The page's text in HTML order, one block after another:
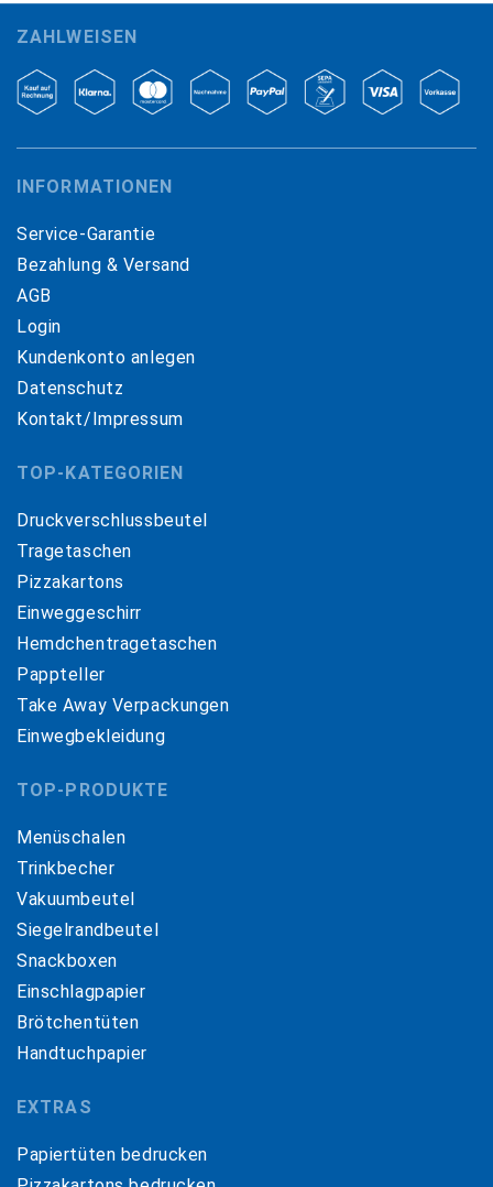
ZAHLWEISEN
INFORMATIONEN
Service-Garantie
Bezahlung & Versand
AGB
Login
Kundenkonto anlegen
Datenschutz
Kontakt/Impressum
TOP-KATEGORIEN
Druckverschlussbeutel
Tragetaschen
Pizzakartons
Einweggeschirr
Hemdchentragetaschen
Pappteller
Take Away Verpackungen
Einwegbekleidung
TOP-PRODUKTE
Menüschalen
Trinkbecher
Vakuumbeutel
Siegelrandbeutel
Snackboxen
Einschlagpapier
Brötchentüten
Handtuchpapier
EXTRAS
Papiertüten bedrucken